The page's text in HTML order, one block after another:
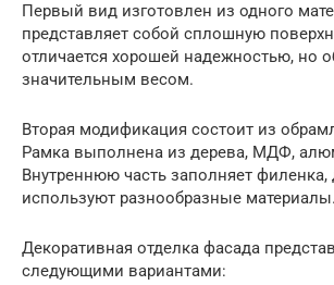
Первый вид изготовлен из одного
представляет собой сплошную
отличается хорошей надежностью, но
значительным весом.
Вторая модификация состоит из
Рамка выполнена из дерева, МДФ,
Внутреннюю часть заполняет филенка,
используют разнообразные материалы.
Декоративная отделка фасада
следующими вариантами: